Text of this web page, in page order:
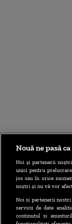
Nouă ne pasă
Noi și partenerii
unici pentru
jos sau în orice
noștri și nu vă vor
Noi si partenerii nostri
servicii de date
continutul si